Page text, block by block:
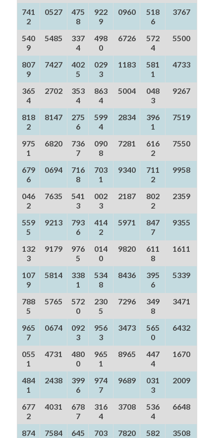
741
2
0527
475
8
922
9
0960
518
6
3767
540
9
5485
337
4
498
0
6726
572
4
5500
807
9
7427
402
5
029
3
1183
581
1
4733
365
4
2702
353
4
863
4
5004
048
3
9267
818
2
8147
275
6
599
4
2834
396
1
7519
975
1
6820
736
7
090
8
7281
616
2
7550
679
6
0694
716
8
703
1
9340
711
2
9958
046
2
7635
541
3
002
3
2187
802
2
2359
559
5
9213
793
6
414
2
5971
847
7
9355
132
3
9179
976
5
014
0
9820
611
8
1611
107
9
5814
338
1
534
8
8436
395
6
5339
788
5
5765
572
0
230
5
7296
349
8
3471
965
7
0674
092
3
956
3
3473
565
0
6432
055
1
4731
480
0
965
1
8965
447
4
1670
484
1
2438
399
6
974
7
9689
031
3
2009
677
2
4031
678
7
316
4
3708
536
4
6648
874
7584
645
703
7820
582
3508